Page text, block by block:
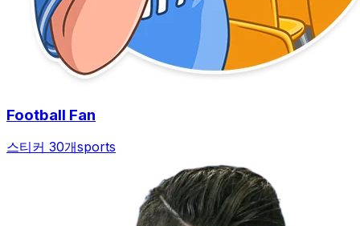
Football Fan
스티커 30개sports